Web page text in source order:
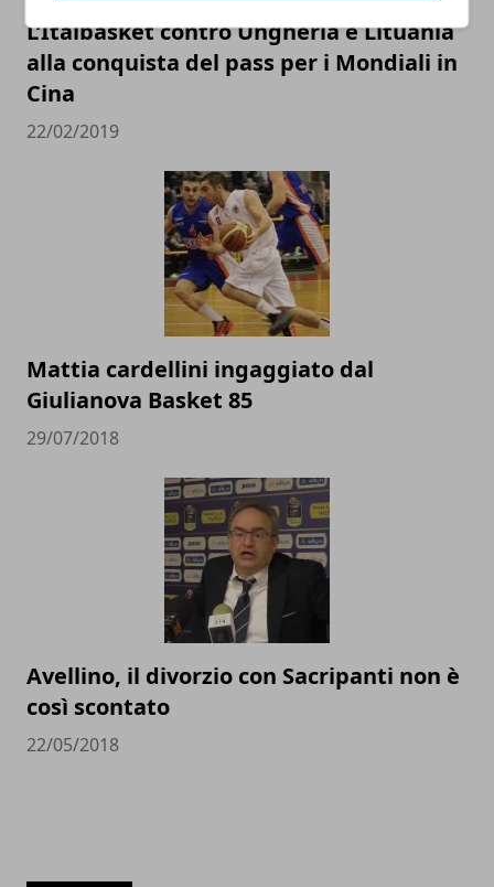
L’Italbasket contro Ungheria e Lituania
alla conquista del pass per i Mondiali in
Cina
22/02/2019
Mattia cardellini ingaggiato dal
Giulianova Basket 85
29/07/2018
Avellino, il divorzio con Sacripanti non è
così scontato
22/05/2018